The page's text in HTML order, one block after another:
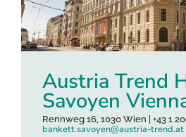
Austria Trend
Savoyen
Rennweg 16, 1030 Wien | +43 1
bankett.savoyen@austria-trend.at